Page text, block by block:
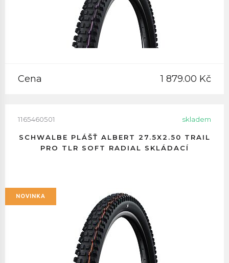
Cena 1 879.00 Kč
1165460501 skladem
SCHWALBE PLÁŠŤ ALBERT 27.5X2.50 TRAIL
PRO TLR SOFT RADIAL SKLÁDACÍ
NOVINKA